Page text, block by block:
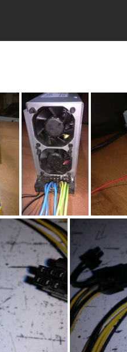
IMG 20170927 002054 IMG 20170927 002106